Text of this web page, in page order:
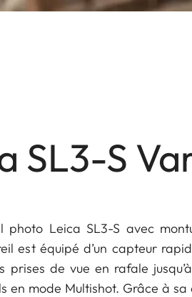
SL3-S
photo Leica SL3-S avec
est équipé d’un capteur
prises de vue en rafale
en mode Multishot. Grâce à